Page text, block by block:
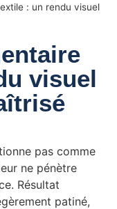
: un rendu visuel
visuel
pas comme
ne pénètre
Résultat
patiné,